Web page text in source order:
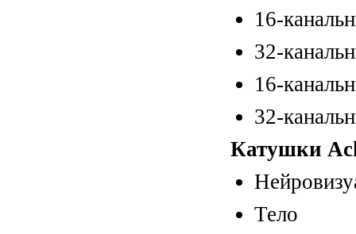
16-
32-
16-
32-
Катушки
Тело